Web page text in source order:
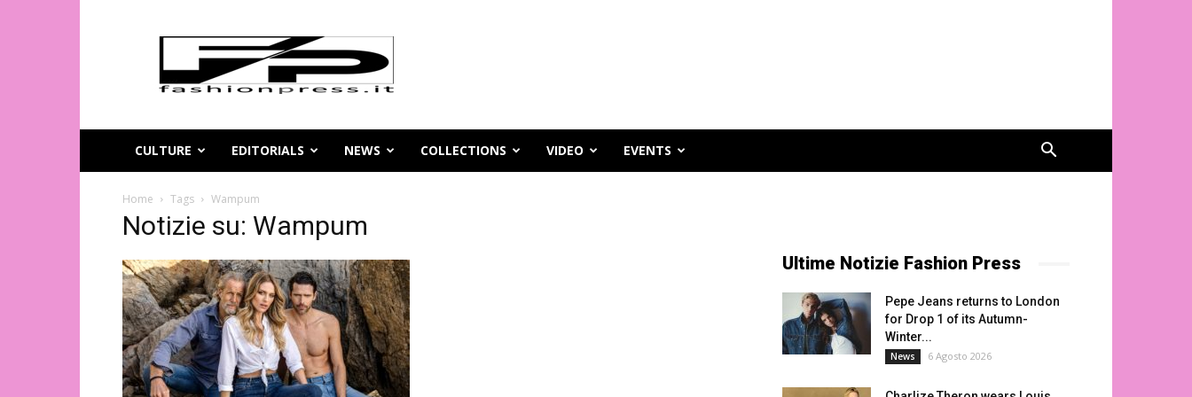
Magazine
moda
online
FashionPress.it
CULTURE
EDITORIALS NEWS COLLECTIONS VIDEO EVENTS
Home Tags Wampum
Notizie su: Wampum
Ultime Notizie Fashion Press
Pepe Jeans returns to London
for Drop 1 of its Autumn-
Winter...
News 6 Agosto 2026